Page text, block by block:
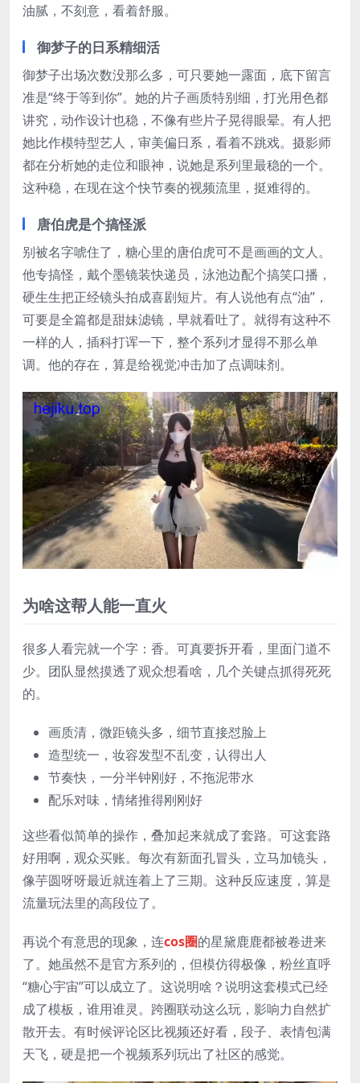
油腻，不刻意，看着舒服。
御梦子的日系精细活
御梦子出场次数没那么多，可只要她一露面，底下留言
准是“终于等到你”。她的片子画质特别细，打光用色都
讲究，动作设计也稳，不像有些片子晃得眼晕。有人把
她比作模特型艺人，审美偏日系，看着不跳戏。摄影师
都在分析她的走位和眼神，说她是系列里最稳的一个。
这种稳，在现在这个快节奏的视频流里，挺难得的。
唐伯虎是个搞怪派
别被名字唬住了，糖心里的唐伯虎可不是画画的文人。
他专搞怪，戴个墨镜装快递员，泳池边配个搞笑口播，
硬生生把正经镜头拍成喜剧短片。有人说他有点“油”，
可要是全篇都是甜妹滤镜，早就看吐了。就得有这种不
一样的人，插科打诨一下，整个系列才显得不那么单
调。他的存在，算是给视觉冲击加了点调味剂。
为啥这帮人能一直火
很多人看完就一个字：香。可真要拆开看，里面门道不
少。团队显然摸透了观众想看啥，几个关键点抓得死死
的。
画质清，微距镜头多，细节直接怼脸上
造型统一，妆容发型不乱变，认得出人
节奏快，一分半钟刚好，不拖泥带水
配乐对味，情绪推得刚刚好
这些看似简单的操作，叠加起来就成了套路。可这套路
好用啊，观众买账。每次有新面孔冒头，立马加镜头，
像芋圆呀呀最近就连着上了三期。这种反应速度，算是
流量玩法里的高段位了。
再说个有意思的现象，连cos圈的星黛鹿鹿都被卷进来
了。她虽然不是官方系列的，但模仿得极像，粉丝直呼
“糖心宇宙”可以成立了。这说明啥？说明这套模式已经
成了模板，谁用谁灵。跨圈联动这么玩，影响力自然扩
散开去。有时候评论区比视频还好看，段子、表情包满
天飞，硬是把一个视频系列玩出了社区的感觉。